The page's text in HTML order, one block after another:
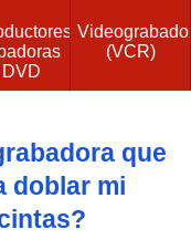
(VCR)
que
doblar mi